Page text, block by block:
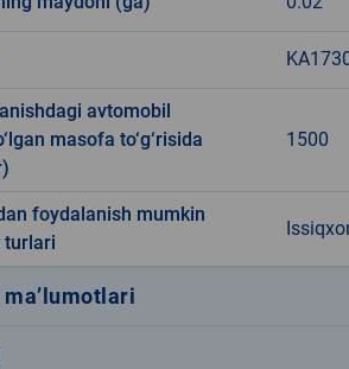
avtomobil
masofa to‘g‘risida
1500
foydalanish mumkin
turlari